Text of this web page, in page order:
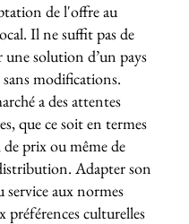
de l'offre au
Il ne suffit pas de
une solution d’un pays
modifications.
a des attentes
que ce soit en termes
de prix ou même de
Adapter son
aux normes
préférences culturelles